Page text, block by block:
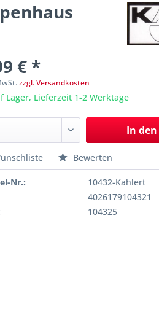
€ *
zzgl. Versandkosten
Lager, Lieferzeit 1-2 Werktage
In den
Bewerten
Nr.:
10432-Kahlert
4026179104321
104325